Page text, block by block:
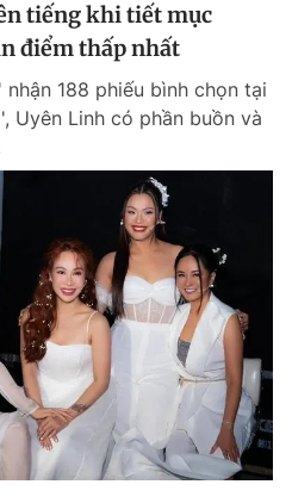
tiếng khi tiết mục
điểm thấp nhất
188 phiếu bình chọn tại
Uyên Linh có phần buồn và